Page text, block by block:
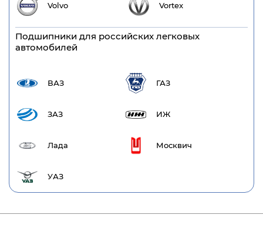
Volvo Vortex
Подшипники для российских легковых
автомобилей
ВАЗ ГАЗ
ЗАЗ ИЖ
Лада Москвич
УАЗ